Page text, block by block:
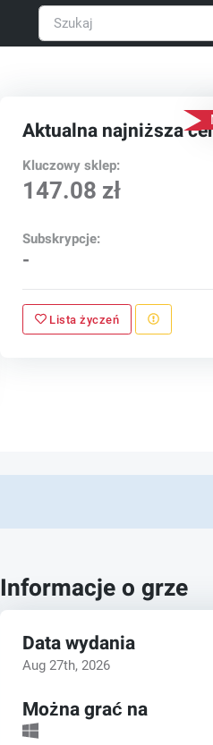
Aktualna najniższa
Kluczowy sklep:
147.08 zł
Subskrypcje:
-
Lista życzeń
Informacje o grze
Data wydania
Aug 27th, 2026
Można grać na